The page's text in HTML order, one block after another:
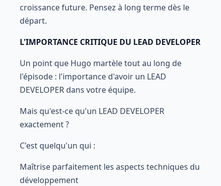
croissance future. Pensez à long terme dès le
départ.
L'IMPORTANCE CRITIQUE DU LEAD DEVELOPER
Un point que Hugo martèle tout au long de
l'épisode : l'importance d'avoir un LEAD
DEVELOPER dans votre équipe.
Mais qu'est-ce qu'un LEAD DEVELOPER
exactement ?
C'est quelqu'un qui :
Maîtrise parfaitement les aspects techniques du
développement